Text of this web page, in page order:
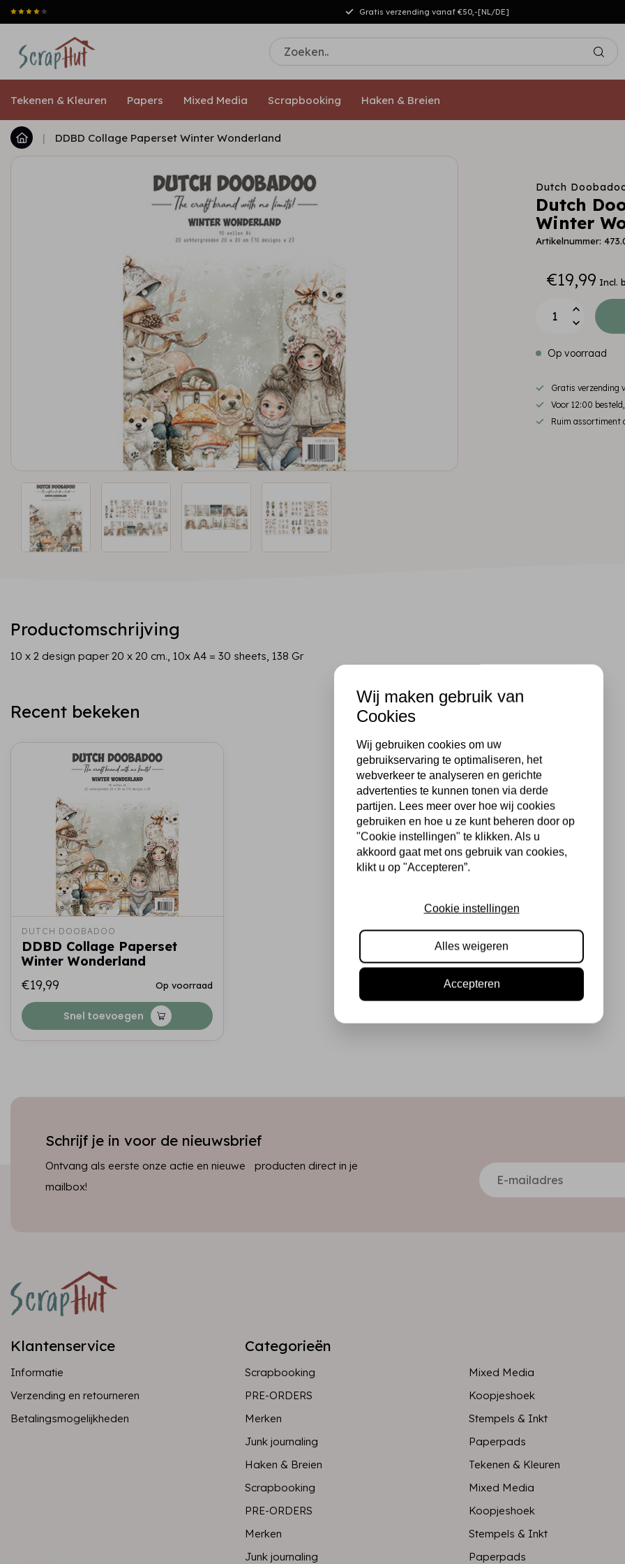
Gratis verzending vanaf €50,-[NL/DE]
Tekenen & Kleuren Papers Mixed Media Scrapbooking Haken & Breien
| DDBD Collage Paperset Winter Wonderland
Dutch
Dutch
Winter
Artikelnummer:
€19,99 Incl.
Op voorraad
Gratis
Voor 12:00
Ruim assortiment
Productomschrijving
10 x 2 design paper 20 x 20 cm., 10x A4 = 30 sheets, 138 Gr
Recent bekeken
DUTCH DOOBADOO
DDBD Collage Paperset
Winter Wonderland
€19,99
Op voorraad
Snel toevoegen
Schrijf je in voor de nieuwsbrief
Ontvang als eerste onze actie en nieuwe producten direct in je
mailbox!
Klantenservice
Informatie
Verzending en retourneren
Betalingsmogelijkheden
Categorieën
Scrapbooking
Mixed Media
PRE-ORDERS
Koopjeshoek
Merken
Stempels & Inkt
Junk journaling
Paperpads
Haken & Breien
Tekenen & Kleuren
Scrapbooking
Mixed Media
PRE-ORDERS
Koopjeshoek
Merken
Stempels & Inkt
Junk journaling
Paperpads
Wij maken gebruik van
Cookies
Wij gebruiken cookies om uw
gebruikservaring te optimaliseren, het
webverkeer te analyseren en gerichte
advertenties te kunnen tonen via derde
partijen. Lees meer over hoe wij cookies
gebruiken en hoe u ze kunt beheren door op
"Cookie instellingen" te klikken. Als u
akkoord gaat met ons gebruik van cookies,
klikt u op "Accepteren”.
Cookie instellingen
Alles weigeren
Accepteren